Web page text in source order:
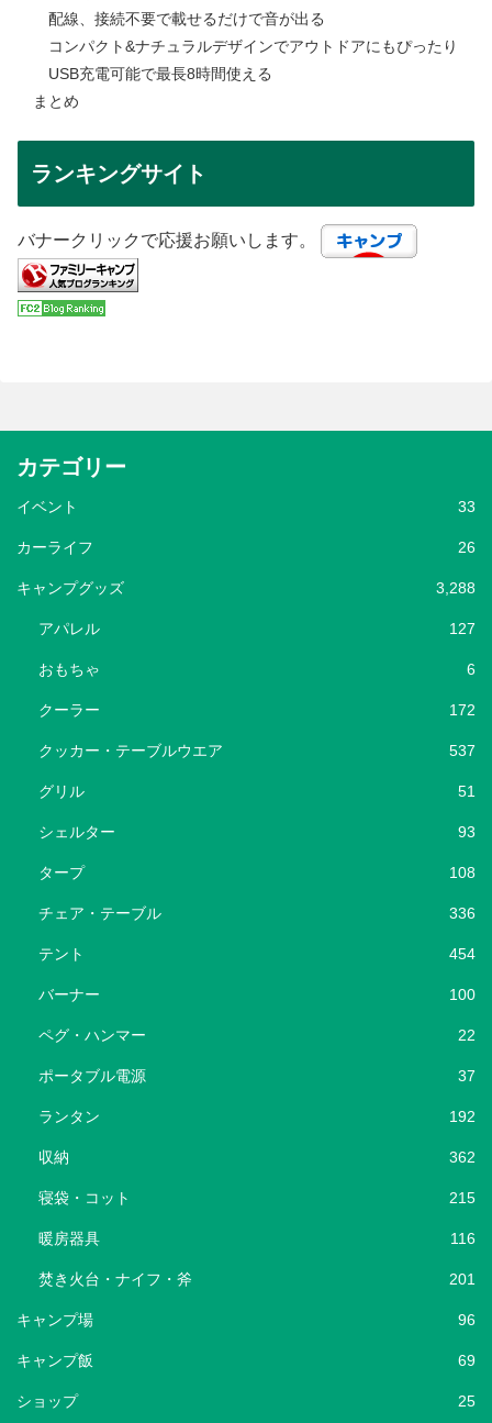
配線、接続不要で載せるだけで音が出る
コンパクト&ナチュラルデザインでアウトドアにもぴったり
USB充電可能で最長8時間使える
まとめ
ランキングサイト
バナークリックで応援お願いします。
カテゴリー
イベント 33
カーライフ 26
キャンプグッズ 3,288
アパレル 127
おもちゃ 6
クーラー 172
クッカー・テーブルウエア 537
グリル 51
シェルター 93
タープ 108
チェア・テーブル 336
テント 454
バーナー 100
ペグ・ハンマー 22
ポータブル電源 37
ランタン 192
収納 362
寝袋・コット 215
暖房器具 116
焚き火台・ナイフ・斧 201
キャンプ場 96
キャンプ飯 69
ショップ 25